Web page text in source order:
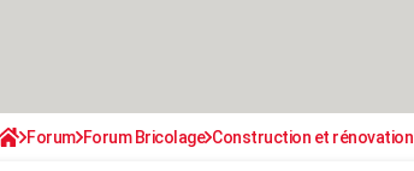
Forum Forum Bricolage Construction et rénovation